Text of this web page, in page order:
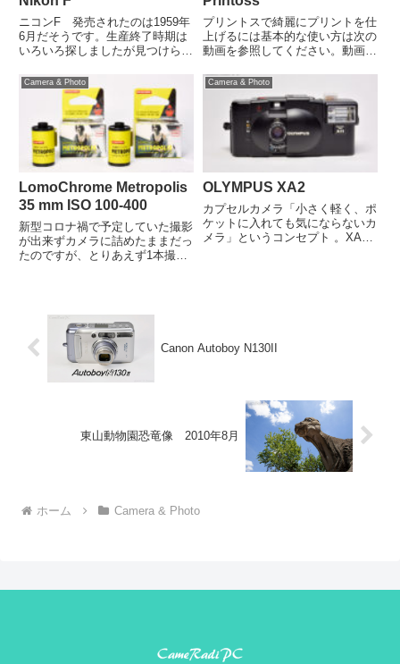
ニコンF 発売されたのは1959年
6月だそうです。生産終了時期は
いろいろ探しましたが見つけられ
のが1971年9月とのことなので、
それからしばらくして終了したの
ではないかと推測はできます。だ
としても10数年にわた...
プリントスで綺麗にプリントを仕
上げるには基本的な使い方は次の
動画を参照してください。動画の
の大きなポイントは必ずスマホの
明るさを最大にすることです。
iPhoneの場合は、画面表示と明
るさ → 明るさのスライダー...
Camera & Photo
LomoChrome Metropolis
35 mm ISO 100-400
新型コロナ禍で予定していた撮影
が出来ずカメラに詰めたままだっ
たのですが、とりあえず1本撮り
ラーフィルムです。 開発から
Camera & Photo
OLYMPUS XA2
カプセルカメラ「小さく軽く、ポ
ケットに入れても気にならないカ
メラ」というコンセプト 。XAを
Canon Autoboy N130II
東山動物園恐竜像 2010年8月
ホーム Camera & Photo